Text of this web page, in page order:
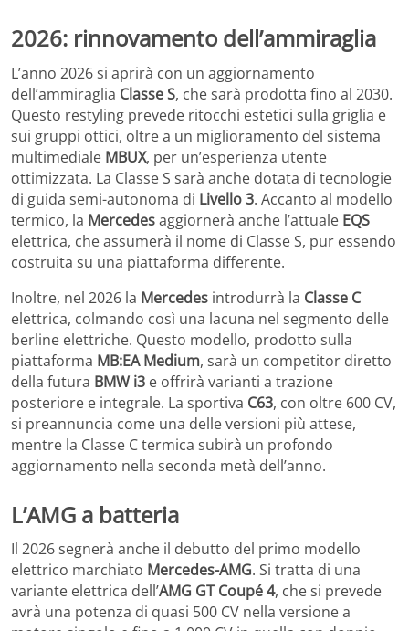
2026: rinnovamento dell’ammiraglia
L’anno 2026 si aprirà con un aggiornamento
dell’ammiraglia Classe S, che sarà prodotta fino al 2030.
Questo restyling prevede ritocchi estetici sulla griglia e
sui gruppi ottici, oltre a un miglioramento del sistema
multimediale MBUX, per un’esperienza utente
ottimizzata. La Classe S sarà anche dotata di tecnologie
di guida semi-autonoma di Livello 3. Accanto al modello
termico, la Mercedesaggiornerà anche l’attuale EQS
elettrica, che assumerà il nome di Classe S, pur essendo
costruita su una piattaforma differente.
Inoltre, nel 2026 la Mercedes introdurrà la Classe C
elettrica, colmando così una lacuna nel segmento delle
berline elettriche. Questo modello, prodotto sulla
piattaforma MB:EA Medium, sarà un competitor diretto
della futura BMW i3 e offrirà varianti a trazione
posteriore e integrale. La sportiva C63, con oltre 600 CV,
si preannuncia come una delle versioni più attese,
mentre la Classe C termica subirà un profondo
aggiornamento nella seconda metà dell’anno.
L’AMG a batteria
Il 2026 segnerà anche il debutto del primo modello
elettrico marchiato Mercedes-AMG. Si tratta di una
variante elettrica dell’AMG GT Coupé 4, che si prevede
avrà una potenza di quasi 500 CV nella versione a